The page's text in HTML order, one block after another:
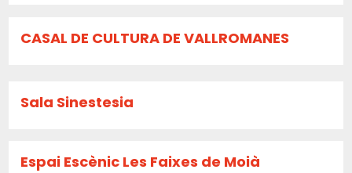
CASAL DE CULTURA DE VALLROMANES
Sala Sinestesia
Espai Escènic Les Faixes de Moià